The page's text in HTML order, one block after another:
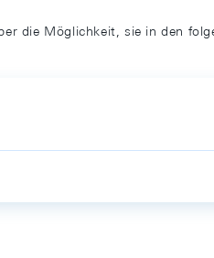
die Möglichkeit, sie in den